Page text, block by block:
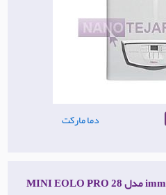
دما مارکت